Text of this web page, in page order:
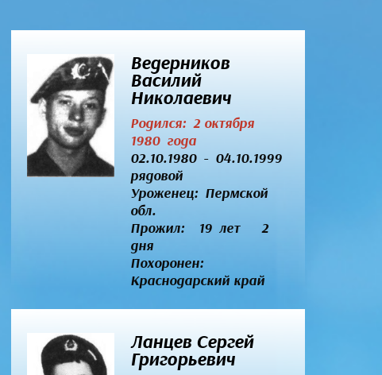
Ведерников
Василий
Николаевич
Родился: 2 октября
1980 года
02.10.1980 - 04.10.1999
рядовой
Уроженец: Пермской
обл.
Прожил: 19 лет 2
дня
Похоронен:
Краснодарский край
Ланцев Сергей
Григорьевич